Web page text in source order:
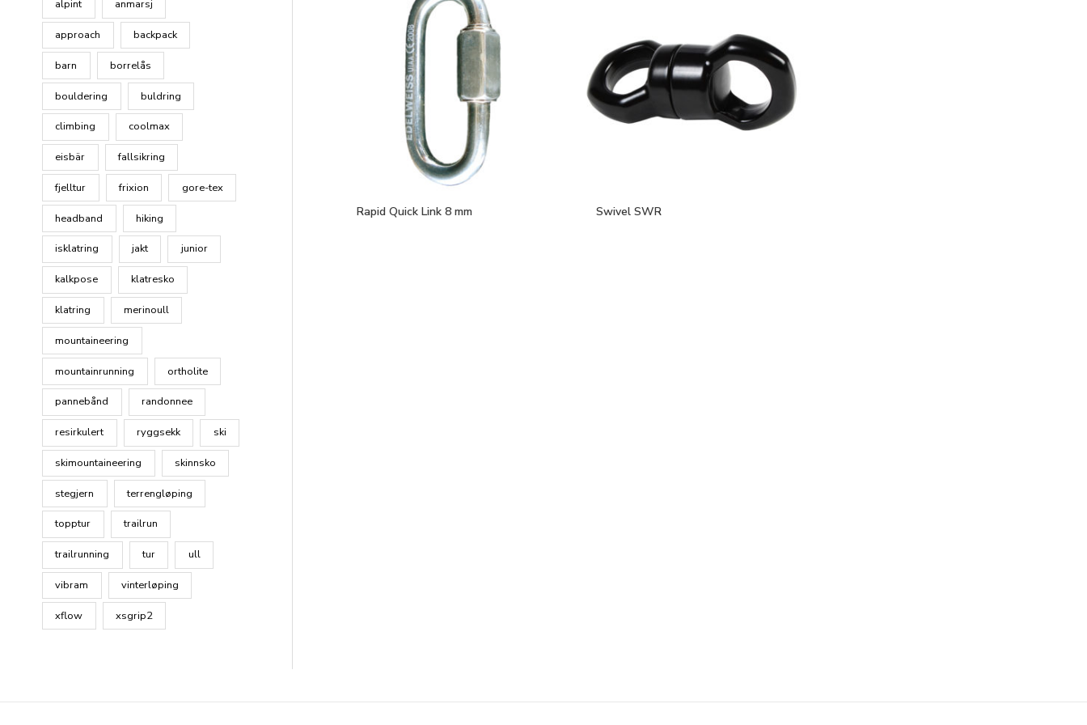
alpint anmarsj
approach backpack
barn borrelås
bouldering buldring
climbing coolmax
eisbär fallsikring
fjelltur frixion gore-tex
headband hiking
isklatring jakt junior
kalkpose klatresko
klatring merinoull
mountaineering
mountainrunning ortholite
pannebånd randonnee
resirkulert ryggsekk ski
skimountaineering skinnsko
stegjern terrengløping
topptur trailrun
trailrunning tur ull
vibram vinterløping
xflow xsgrip2
Rapid Quick Link 8 mm Swivel SWR